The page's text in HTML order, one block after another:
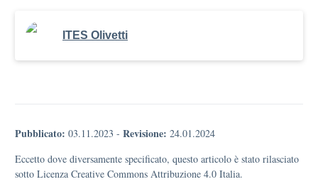
ITES Olivetti
Pubblicato: 03.11.2023 - Revisione: 24.01.2024
Eccetto dove diversamente specificato, questo articolo è stato rilasciato
sotto Licenza Creative Commons Attribuzione 4.0 Italia.